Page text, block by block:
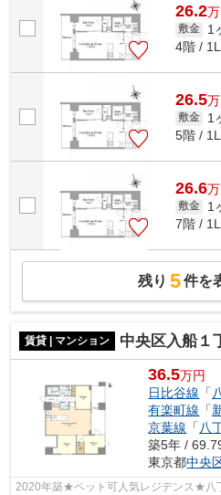
26.2万
敷金 1
4階 /
26.5万
敷金 1
5階 /
26.6万
敷金 1
7階 /
残り 5件を
賃貸 | マンション 中央区入船１
36.5万円
日比谷線 「
有楽町線 「
京葉線 「八
築5年 /
東京都中央
2020年築★ペット可人気レジデンス★